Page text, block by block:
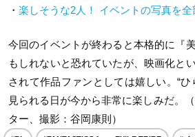
・ 楽しそうな2人！ イベントの写真を全
今回のイベントが終わると本格的に『
もしれないと恐れていたが、映画化と
されて作品ファンとしては嬉しい。“
見られる日が今から非常に楽しみだ。
ター、撮影：谷岡康則）